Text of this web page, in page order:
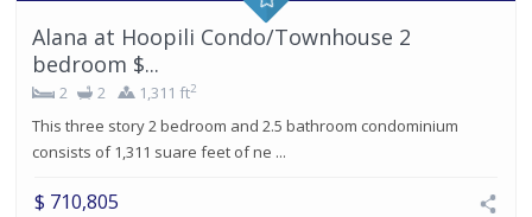
Alana at Hoopili Condo/Townhouse 2
bedroom $...
2 2 1,311 ft2
This three story 2 bedroom and 2.5 bathroom condominium
consists of 1,311 suare feet of ne ...
$ 710,805